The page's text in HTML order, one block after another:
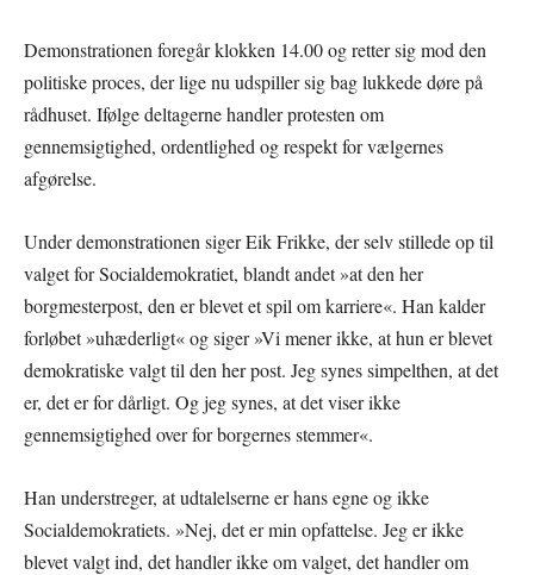
Demonstrationen foregår klokken 14.00 og retter sig mod den
politiske proces, der lige nu udspiller sig bag lukkede døre på
rådhuset. Ifølge deltagerne handler protesten om
gennemsigtighed, ordentlighed og respekt for vælgernes
afgørelse.
Under demonstrationen siger Eik Frikke, der selv stillede op til
valget for Socialdemokratiet, blandt andet »at den her
borgmesterpost, den er blevet et spil om karriere«. Han kalder
forløbet »uhæderligt« og siger »Vi mener ikke, at hun er blevet
demokratiske valgt til den her post. Jeg synes simpelthen, at det
er, det er for dårligt. Og jeg synes, at det viser ikke
gennemsigtighed over for borgernes stemmer«.
Han understreger, at udtalelserne er hans egne og ikke
Socialdemokratiets. »Nej, det er min opfattelse. Jeg er ikke
blevet valgt ind, det handler ikke om valget, det handler om